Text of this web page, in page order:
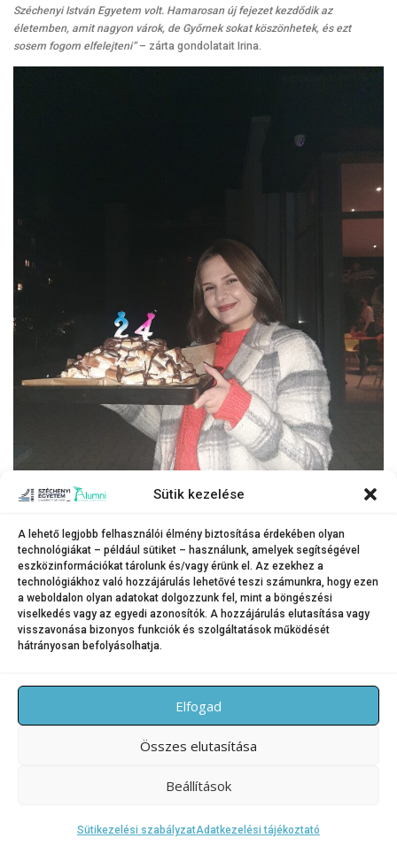
Sütik kezelése
A lehető legjobb felhasználói élmény biztosítása érdekében olyan
technológiákat – például sütiket – használunk, amelyek segítségével
eszközinformációkat tárolunk és/vagy érünk el. Az ezekhez a
technológiákhoz való hozzájárulás lehetővé teszi számunkra, hogy ezen
a weboldalon olyan adatokat dolgozzunk fel, mint a böngészési
viselkedés vagy az egyedi azonosítók. A hozzájárulás elutasítása vagy
visszavonása bizonyos funkciók és szolgáltatások működését
hátrányosan befolyásolhatja.
Elfogad
Összes elutasítása
Beállítások
Sütikezelési szabályzatAdatkezelési tájékoztató
Széchenyi István Egyetem volt. Hamarosan új fejezet kezdődik az
életemben, amit nagyon várok, de Győrnek sokat köszönhetek, és ezt
sosem fogom elfelejteni”– zárta gondolatait Irina.
Irina épp a születésnapját ünnepli a campuson.
Sok élményt őriz jó szívvel az elmúlt két évből a Győrben töltött időszakról.
KATEGÓRIA:HÍREK